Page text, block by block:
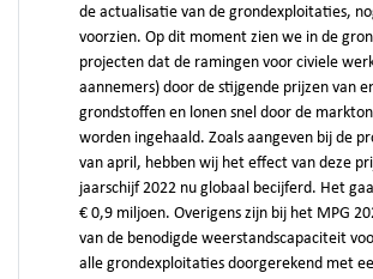
de actualisatie van de grondexploitaties,
voorzien. Op dit moment zien we in de
projecten dat de ramingen voor civiele
aannemers) door de stijgende prijzen van
grondstoffen en lonen snel door de
worden ingehaald. Zoals aangeven bij de
van april, hebben wij het effect van deze
jaarschijf 2022 nu globaal becijferd. Het
€ 0,9 miljoen. Overigens zijn bij het MPG
van de benodigde weerstandscapaciteit
alle grondexploitaties doorgerekend met